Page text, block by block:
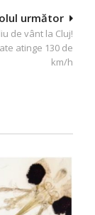
următor
de vânt la Cluj!
atinge 130 de
km/h